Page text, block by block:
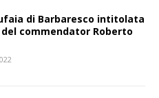
di Barbaresco intitolata
commendator Roberto